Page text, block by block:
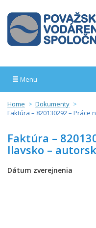
Menu
Home
Dokumenty
Faktúra – 820130292 –
Faktúra –
Ilavsko –
Dátum zverejnenia